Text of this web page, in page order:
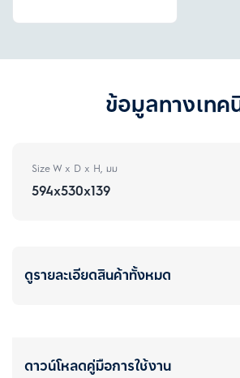
ข้อมูลทางเทค
Size W x D x H, มม
594x530x139
ดูรายละเอียดสินค้าทั้งหมด
ดาวน์โหลดคู่มือการใช้งาน